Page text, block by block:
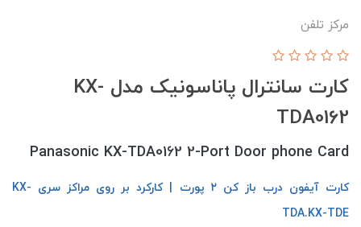
مرکز تلفن
کارت سانترال پاناسونیک مدل KX-
TDA0162
Panasonic KX-TDA0162 2-Port Door phone Card
کارت آیفون درب باز کن ۲ پورت | کارکرد بر روی مراکز سری KX-
TDA.KX-TDE